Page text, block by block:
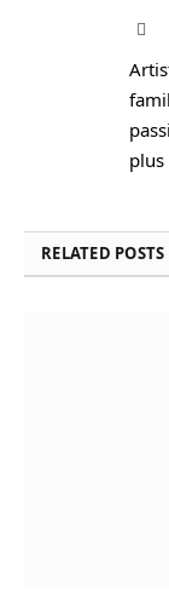
plus
RELATED POSTS